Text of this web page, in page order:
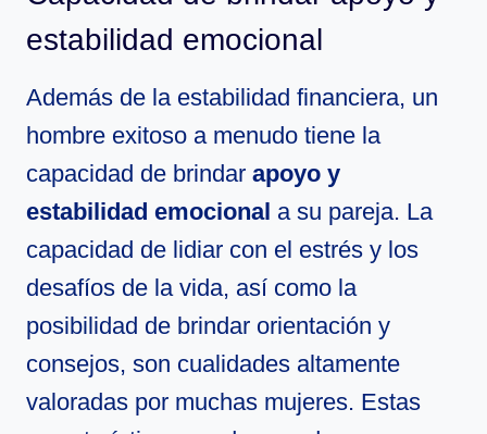
estabilidad emocional
Además de la estabilidad financiera, un
hombre exitoso a menudo tiene la
capacidad de brindar apoyo y
estabilidad emocional a su pareja. La
capacidad de lidiar con el estrés y los
desafíos de la vida, así como la
posibilidad de brindar orientación y
consejos, son cualidades altamente
valoradas por muchas mujeres. Estas